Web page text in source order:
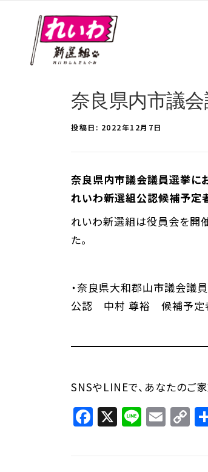
奈良県内市議
投稿日: 2022年12月7日
奈良県内市議会議員選挙に
れいわ新選組公認候補予定
れいわ新選組は役員会を開
た。
・奈良県大和郡山市議会議
公認 中村 尊裕 候補予定
SNSやLINEで、あなたのご
Facebook
X Line